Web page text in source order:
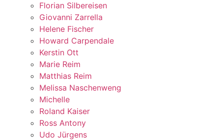
Florian Silbereisen
Giovanni Zarrella
Helene Fischer
Howard Carpendale
Kerstin Ott
Marie Reim
Matthias Reim
Melissa Naschenweng
Michelle
Roland Kaiser
Ross Antony
Udo Jürgens